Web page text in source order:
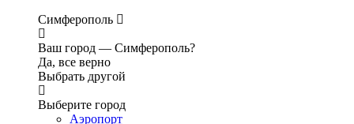
Симферополь
Ваш город — Симферополь?
Да, все верно
Выбрать другой
Выберите город
Аэропорт